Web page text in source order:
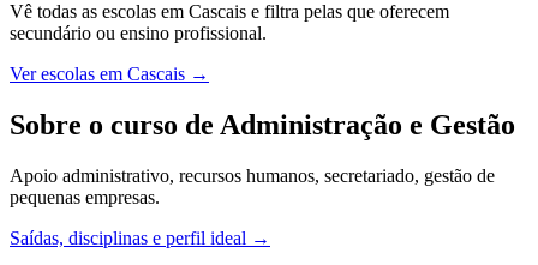
Vê todas as escolas em Cascais e filtra pelas que oferecem
secundário ou ensino profissional.
Ver escolas em Cascais →
Sobre o curso de Administração e Gestão
Apoio administrativo, recursos humanos, secretariado, gestão de
pequenas empresas.
Saídas, disciplinas e perfil ideal →